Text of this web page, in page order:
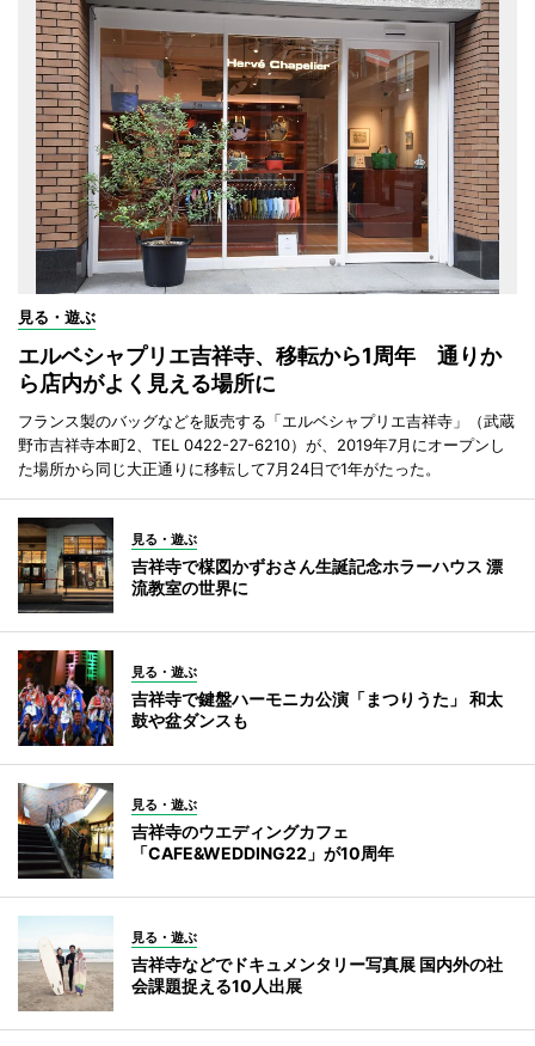
見る・遊ぶ
エルベシャプリエ吉祥寺、移転から1周年 通りか
ら店内がよく見える場所に
フランス製のバッグなどを販売する「エルベシャプリエ吉祥寺」（武蔵
野市吉祥寺本町2、TEL 0422-27-6210）が、2019年7月にオープンし
た場所から同じ大正通りに移転して7月24日で1年がたった。
見る・遊ぶ
吉祥寺で楳図かずおさん生誕記念ホラーハウス 漂
流教室の世界に
見る・遊ぶ
吉祥寺で鍵盤ハーモニカ公演「まつりうた」 和太
鼓や盆ダンスも
見る・遊ぶ
吉祥寺のウエディングカフェ
「CAFE&WEDDING22」が10周年
見る・遊ぶ
吉祥寺などでドキュメンタリー写真展 国内外の社
会課題捉える10人出展